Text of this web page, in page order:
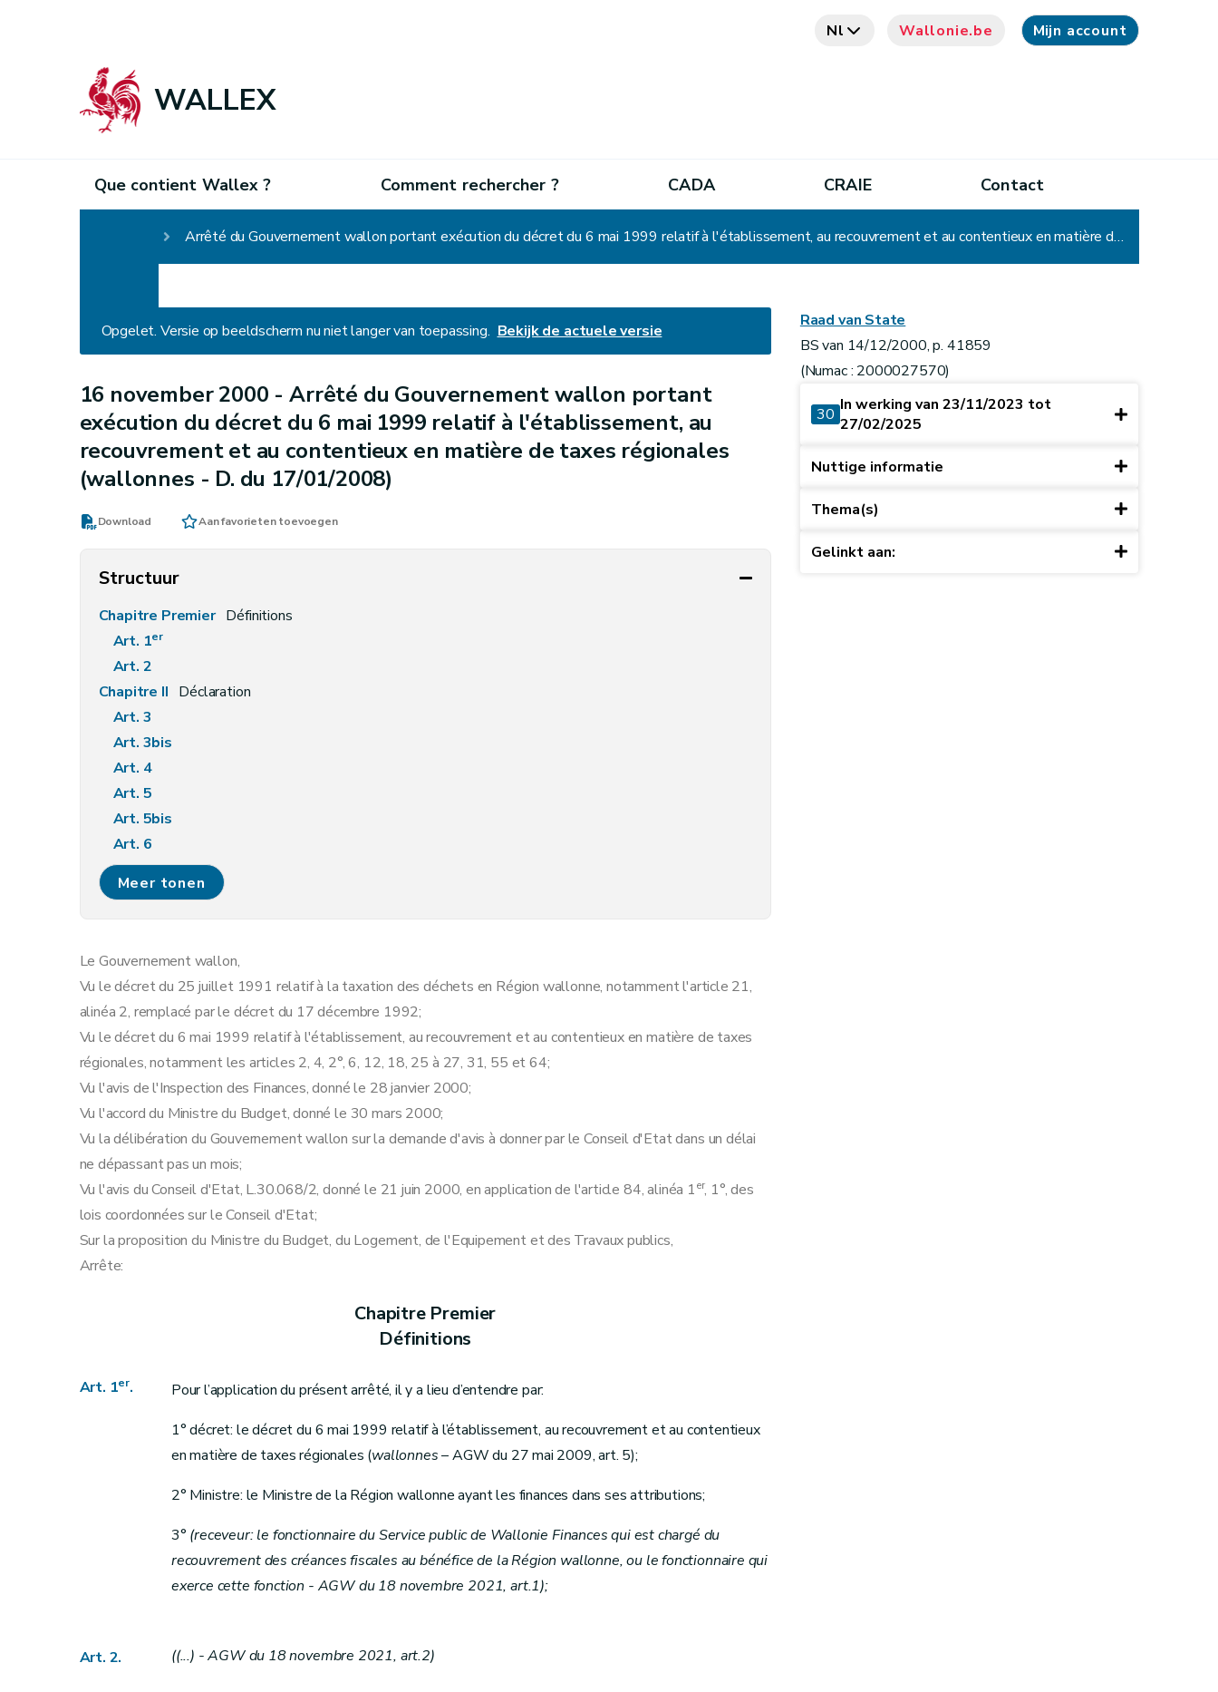
Nl Wallonie.be Mijn account
WALLEX
Que contient Wallex ? Comment rechercher ? CADA CRAIE Contact
Arrêté du Gouvernement wallon portant exécution du décret du 6 mai 1999 relatif à l'établissement, au recouvrement et au contentieux en matière de taxes régionales (wallonnes - D. du 17/01/2008)
Opgelet. Versie op beeldscherm nu niet langer van toepassing. Bekijk de actuele versie
16 november 2000 -Arrêté du Gouvernement wallon portant
exécution du décret du 6 mai 1999 relatif à l'établissement, au
recouvrement et au contentieux en matière de taxes régionales
(wallonnes - D. du 17/01/2008)
Download Aan favorieten toevoegen
Structuur
Chapitre Premier Définitions
Art. 1er
Art. 2
Chapitre II Déclaration
Art. 3
Art. 3bis
Art. 4
Art. 5
Art. 5bis
Art. 6
Art. 6bis
Chapitre III Rôles
Art. 8bis
Chapitre IV
Voies de recours
Art. 9
Chapitre V Intérêts
Art. 10
Chapitre VI Paiements et quittances
Art. 11
Art. 12
Art. 12bis
Art. 12ter
Art. 13
Art. 14
Art. 15
Art. 19
Recouvrement
Section 1 (Poursuites - AGW du 14 septembre 2023, art.3)
Art. 20
Section 2 Effet du recours sur le recouvrement
Art. 22
Section 3 (Dispositions relatives à l’irrécouvrabilité de certaines créances - AGW du 22 mars 2018, art.9)
Art. 22ter
Art. 22bis
Meer tonen
Le Gouvernement wallon,
Vu le décret du 25 juillet 1991 relatif à la taxation des déchets en Région wallonne, notamment l'article 21,
alinéa 2, remplacé par le décret du 17 décembre 1992;
Vu le décret du 6 mai 1999 relatif à l'établissement, au recouvrement et au contentieux en matière de taxes
régionales, notamment les articles 2, 4, 2°, 6, 12, 18, 25 à 27, 31, 55 et 64;
Vu l'avis de l'Inspection des Finances, donné le 28 janvier 2000;
Vu l'accord du Ministre du Budget, donné le 30 mars 2000;
Vu la délibération du Gouvernement wallon sur la demande d'avis à donner par le Conseil d'Etat dans un délai
ne dépassant pas un mois;
Vu l'avis du Conseil d'Etat, L.30.068/2, donné le 21 juin 2000, en application de l'article 84, alinéa 1er, 1°, des
lois coordonnées sur le Conseil d'Etat;
Sur la proposition du Ministre du Budget, du Logement, de l'Equipement et des Travaux publics,
Arrête:
Chapitre Premier
Définitions
Art. 1er.
Pour l’application du présent arrêté, il y a lieu d’entendre par:
1° décret: le décret du 6 mai 1999 relatif à l’établissement, au recouvrement et au contentieux
en matière de taxes régionales (wallonnes– AGW du 27 mai 2009, art. 5);
2° Ministre: le Ministre de la Région wallonne ayant les finances dans ses attributions;
3° (receveur: le fonctionnaire du Service public de Wallonie Finances qui est chargé du
recouvrement des créances fiscales au bénéfice de la Région wallonne, ou le fonctionnaire qui
exerce cette fonction - AGW du 18 novembre 2021, art.1);
Art. 2. ((...) - AGW du 18 novembre 2021, art.2)
Raad van State
BS van 14/12/2000, p. 41859
(Numac : 2000027570)
30 In werking van 23/11/2023 tot
27/02/2025
Nuttige informatie
Thema(s)
Gelinkt aan: